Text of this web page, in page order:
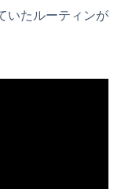
いたルーティンが